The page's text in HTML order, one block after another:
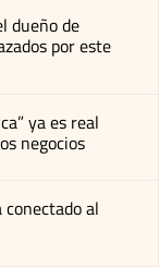
dueño de
por este
ya es real
negocios
al